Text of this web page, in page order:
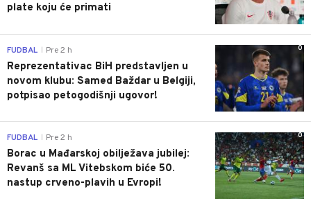
plate koju će primati
0
FUDBAL Pre 2 h
Reprezentativac BiH predstavljen u
novom klubu: Samed Baždar u Belgiji,
potpisao petogodišnji ugovor!
0
FUDBAL Pre 2 h
Borac u Mađarskoj obilježava jubilej:
Revanš sa ML Vitebskom biće 50.
nastup crveno-plavih u Evropi!